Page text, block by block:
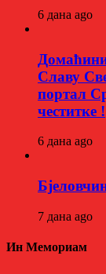
6 дана ago
Славу
портал
честитке !
6 дана ago
7 дана ago
Ин Мемориам